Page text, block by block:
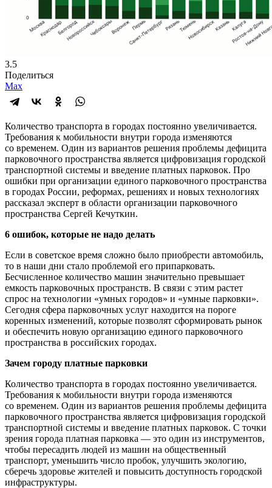
3.5
Поделиться
Max
Количество транспорта в городах постоянно увеличивается.
Требования к мобильности внутри города изменяются
со временем. Один из вариантов решения проблемы дефицита
парковочного пространства является цифровизация городской
транспортной системы и введение платных парковок. Про
ошибки при организации единого парковочного пространства
в городах России, реформах, решениях и новых технологиях
рассказал эксперт в области организации парковочного
пространства Сергей Кечуткин.
6 ошибок, которые не надо делать
Если в советское время сложно было приобрести автомобиль,
то в наши дни стало проблемой его припарковать.
Бесчисленное количество машин значительно превышает
емкость парковочных пространств. В связи с этим растет
спрос на технологии «умных городов» и «умные парковки».
Сегодня сфера парковочных услуг находится на пороге
коренных изменений, которые позволят сформировать рынок
и обеспечить новую организацию единого парковочного
пространства в российских городах.
Зачем городу платные парковки
Количество транспорта в городах постоянно увеличивается.
Требования к мобильности внутри города изменяются
со временем. Один из вариантов решения проблемы дефицита
парковочного пространства является цифровизация городской
транспортной системы и введение платных парковок. С точки
зрения города платная парковка — это один из инструментов,
чтобы пересадить людей из машин на общественный
транспорт, уменьшить число пробок, улучшить экологию,
сберечь здоровье жителей и повысить доступность городской
инфраструктуры.